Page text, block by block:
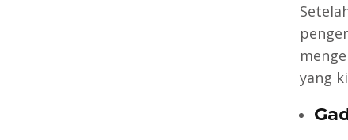
yang